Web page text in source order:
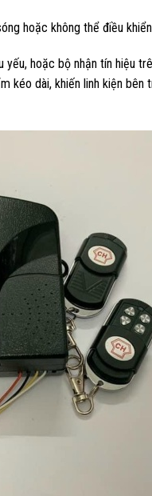
hoặc không thể điều
hoặc bộ nhận tín hiệu
dài, khiến linh kiện